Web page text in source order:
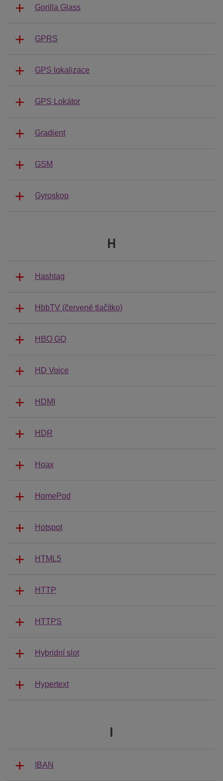
Gorilla Glass
GPRS
GPS lokalizace
GPS Lokátor
Gradient
GSM
Gyroskop
H
Hashtag
HbbTV (červené tlačítko)
HBO GO
HD Voice
HDMI
HDR
Hoax
HomePod
Hotspot
HTML5
HTTP
HTTPS
Hybridní slot
Hypertext
I
IBAN